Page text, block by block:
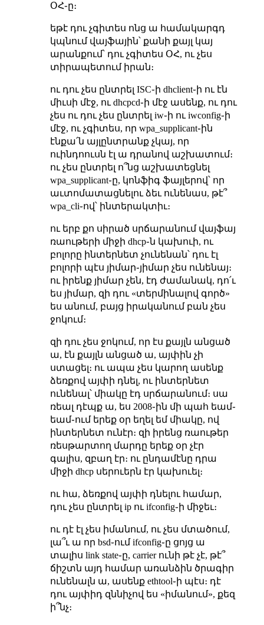
ՕՀ֊ը։
եթէ դու չգիտես ոնց ա համակարգդ
կպնում վայֆային՝ քանի քայլ կայ
արանքում՝ դու չգիտես ՕՀ, ու չես
տիրապետում իրան։
ու դու չես ընտրել ISC֊ի dhclient֊ի ու էն
միւսի մէջ, ու dhcpcd֊ի մէջ ասենք, ու դու
չես ու դու չես ընտրել iw֊ի ու iwconfig֊ի
մէջ, ու չգիտես, որ wpa_supplicant֊ին
էնքա՛ն այլընտրանք չկայ, որ
ուինդոուսն էլ ա դրանով աշխատում։
ու չես ընտրել ո՞նց աշխատեցնել
wpa_supplicant֊ը, կոնֆիգ ֆայլերով՝ որ
աւտոմատացնելու ձեւ ունենաս, թէ՞
wpa_cli֊ով՝ ինտերակտիւ։
ու երբ քո սիրած սրճարանում վայֆայ
ռաութերի միջի dhcp֊ն կախուի, ու
բոլորը ինտերնետ չունենան՝ դու էլ
բոլորի պէս յիմար֊յիմար չես ունենայ։
ու իրենք յիմար չեն, էդ ժամանակ, դո՛ւ
ես յիմար, զի դու «տերմինալով գործ»
ես անում, բայց իրականում բան չես
ջոկում։
զի դու չես ջոկում, որ էս քայլն անցած
ա, էն քայլն անցած ա, այփին չի
ստացել։ ու ապա չես կարող ասենք
ձեռքով այփի դնել, ու ինտերնետ
ունենալ՝ միակը էդ սրճարանում։ սա
ռեալ դէպք ա, ես 2008֊ին մի պահ եամ֊
եամ֊ում երեք օր եղել եմ միակը, ով
ինտերնետ ունէր։ զի իրենց ռաութեր
ռեսթարտող մարդը երեք օր չէր
գալիս, զբաղ էր։ ու ընդամէնը դրա
միջի dhcp սերուերն էր կախուել։
ու հա, ձեռքով այփի դնելու համար,
դու չես ընտրել ip ու ifconfig֊ի միջեւ։
ու դէ էլ չես իմանում, ու չես մտածում,
լա՞ւ ա որ bsd֊ում ifconfig֊ը ցոյց ա
տալիս link state֊ը, carrier ունի թէ չէ, թէ՞
ճիշտն այդ համար առանձին ծրագիր
ունենալն ա, ասենք ethtool֊ի պէս։ դէ
դու այփիդ զննիչով ես «իմանում», քեզ
ի՞նչ։